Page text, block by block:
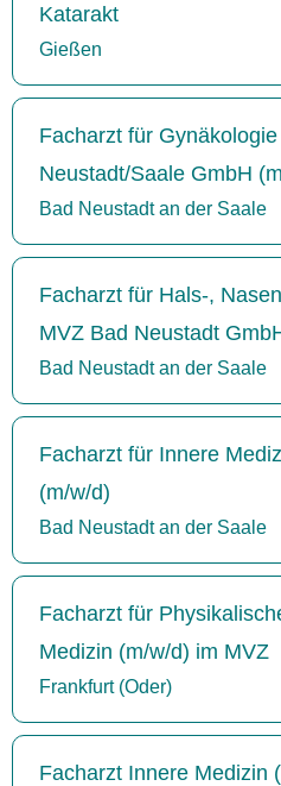
Katarakt
Gießen
Facharzt für
Neustadt/Saale GmbH
Bad Neustadt an der Saale
Facharzt für Hals-,
MVZ Bad Neustadt
Bad Neustadt an der Saale
Facharzt für Innere
(m/w/d)
Bad Neustadt an der Saale
Facharzt für
Medizin (m/w/d) im MVZ
Frankfurt (Oder)
Facharzt Innere Medizin